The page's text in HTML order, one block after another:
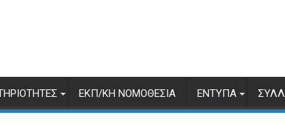
ΕΚΠ/ΚΉ ΝΟΜΟΘΕΣΊΑ ΈΝΤΥΠΑ